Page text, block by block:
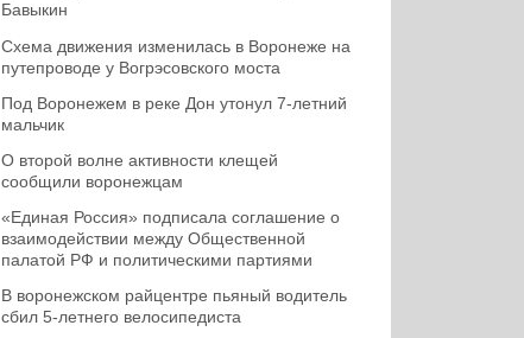
Бавыкин
Схема движения изменилась в Воронеже на
путепроводе у Вогрэсовского моста
Под Воронежем в реке Дон утонул 7-летний
мальчик
О второй волне активности клещей
сообщили воронежцам
«Единая Россия» подписала соглашение о
взаимодействии между Общественной
палатой РФ и политическими партиями
В воронежском райцентре пьяный водитель
сбил 5-летнего велосипедиста